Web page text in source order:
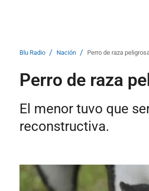
Blu Radio / Nación / Perro de raza
Perro de raza
El menor tuvo que
reconstructiva.